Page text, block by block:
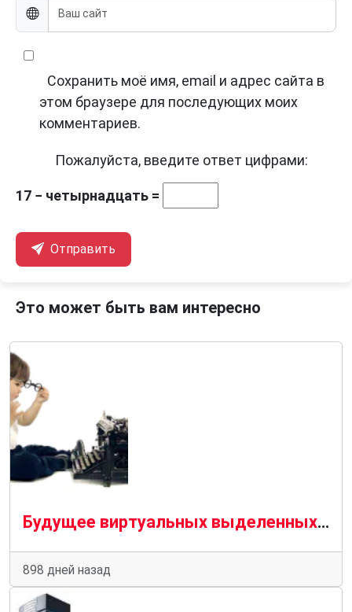
Сохранить моё имя, email и адрес сайта в
этом браузере для последующих моих
комментариев.
Пожалуйста, введите ответ цифрами:
17 − четырнадцать =
Отправить
Это может быть вам интересно
Будущее виртуальных выделенных серверов: трансформация и эволюция
898 дней назад